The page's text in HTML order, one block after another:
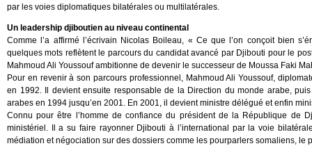
par les voies diplomatiques bilatérales ou multilatérales.
Un leadership djiboutien au niveau continental
Comme l’a affirmé l’écrivain Nicolas Boileau, « Ce que l’on conçoit bien
quelques mots reflètent le parcours du candidat avancé par Djibouti pour le
Mahmoud Ali Youssouf ambitionne de devenir le successeur de Moussa Faki
Pour en revenir à son parcours professionnel, Mahmoud Ali Youssouf,
en 1992. Il devient ensuite responsable de la Direction du monde arabe,
arabes en 1994 jusqu’en 2001. En 2001, il devient ministre délégué et enfin
Connu pour être l’homme de confiance du président de la République de
ministériel. Il a su faire rayonner Djibouti à l’international par la voie
médiation et négociation sur des dossiers comme les pourparlers somaliens,